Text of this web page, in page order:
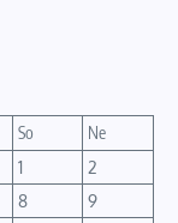
So
Ne
1
2
8
9